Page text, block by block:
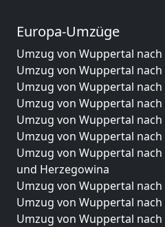
Europa-Umzüge
Umzug von Wuppertal nach
Umzug von Wuppertal nach
Umzug von Wuppertal
Umzug von Wuppertal
Umzug von Wuppertal nach
Umzug von Wuppertal
Umzug von Wuppertal nach
und Herzegowina
Umzug von Wuppertal
Umzug von Wuppertal
Umzug von Wuppertal nach